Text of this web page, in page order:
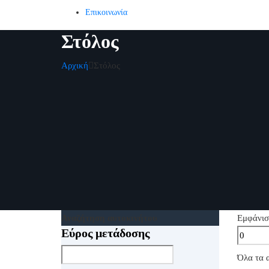
Επικοινωνία
Στόλος
Αρχική Στόλος
Εύρος μετάδοσης
Όλα τα